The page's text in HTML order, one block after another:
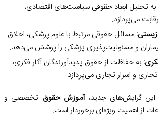
به تحلیل ابعاد حقوقی سیاست‌های اقتصادی،
می‌پردازد.
مسائل حقوقی مرتبط با علوم پزشکی، اخلاق
و مسئولیت‌پذیری پزشکی را پوشش می‌دهد.
به حفاظت از حقوق پدیدآورندگان آثار فکری،
تجاری و اسرار تجاری می‌پردازد.
گرایش‌های جدید،آموزش حقوق تخصصی و
از اهمیت ویژه‌ای برخوردار است.